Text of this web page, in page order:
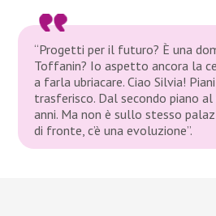
“Progetti per il futuro? È una
Toffanin? Io aspetto ancora la
a farla ubriacare. Ciao Silvia!
trasferisco. Dal secondo piano
anni. Ma non è sullo stesso
di fronte, c’è una evoluzione”.